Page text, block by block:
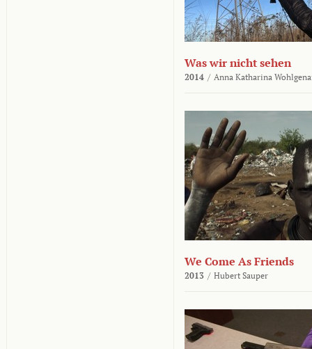
Was wir nicht sehen
2014 / Anna Katharina
We Come As Friends
2013 / Hubert Sauper